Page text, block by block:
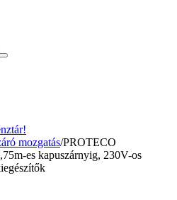
mozgatás/PROTECO
es kapuszárnyig, 230V-os